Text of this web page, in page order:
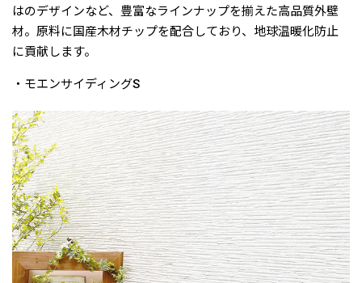
はのデザインなど、豊富なラインナップを揃えた高品質外壁
材。原料に国産木材チップを配合しており、地球温暖化防止
に貢献します。
・モエンサイディングS